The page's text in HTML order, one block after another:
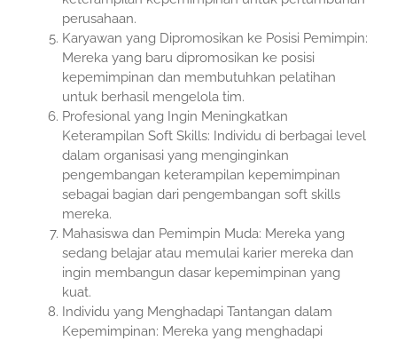
perusahaan.
Karyawan yang Dipromosikan ke Posisi Pemimpin:
Mereka yang baru dipromosikan ke posisi
kepemimpinan dan membutuhkan pelatihan
untuk berhasil mengelola tim.
Profesional yang Ingin Meningkatkan
Keterampilan Soft Skills: Individu di berbagai level
dalam organisasi yang menginginkan
pengembangan keterampilan kepemimpinan
sebagai bagian dari pengembangan soft skills
mereka.
Mahasiswa dan Pemimpin Muda: Mereka yang
sedang belajar atau memulai karier mereka dan
ingin membangun dasar kepemimpinan yang
kuat.
Individu yang Menghadapi Tantangan dalam
Kepemimpinan: Mereka yang menghadapi